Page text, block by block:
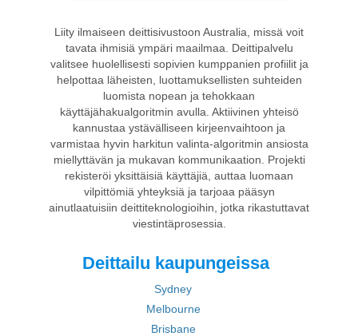
Liity ilmaiseen deittisivustoon Australia, missä voit
tavata ihmisiä ympäri maailmaa. Deittipalvelu
valitsee huolellisesti sopivien kumppanien profiilit ja
helpottaa läheisten, luottamuksellisten suhteiden
luomista nopean ja tehokkaan
käyttäjähakualgoritmin avulla. Aktiivinen yhteisö
kannustaa ystävälliseen kirjeenvaihtoon ja
varmistaa hyvin harkitun valinta-algoritmin ansiosta
miellyttävän ja mukavan kommunikaation. Projekti
rekisteröi yksittäisiä käyttäjiä, auttaa luomaan
vilpittömiä yhteyksiä ja tarjoaa pääsyn
ainutlaatuisiin deittiteknologioihin, jotka rikastuttavat
viestintäprosessia.
Deittailu kaupungeissa
Sydney
Melbourne
Brisbane